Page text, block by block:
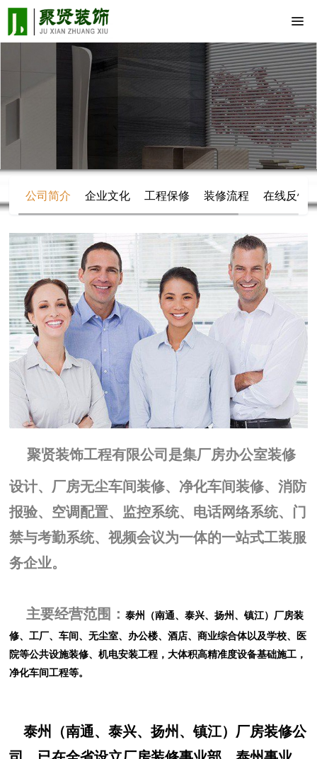
公司简介 企业文化 工程保修 装修流程 在线反馈
聚贤装饰工程有限公司是集厂房办公室装修
设计、厂房无尘车间装修、净化车间装修、消防
报验、空调配置、监控系统、电话网络系统、门
禁与考勤系统、视频会议为一体的一站式工装服
务企业。
主要经营范围：泰州（南通、泰兴、扬州、镇江）厂房装
修、工厂、车间、无尘室、办公楼、酒店、商业综合体以及学校、医
院等公共设施装修、机电安装工程，大体积高精准度设备基础施工，
净化车间工程等。
泰州 （南通、泰兴、扬州、镇江） 厂房装修公